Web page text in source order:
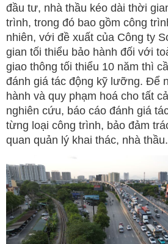
đầu tư, nhà thầu kéo dài thời
trình, trong đó bao gồm công
nhiên, với đề xuất của Công ty
gian tối thiểu bảo hành đối với
giao thông tối thiểu 10 năm thì
đánh giá tác động kỹ lưỡng. Để
hành và quy phạm hoá cho tất
nghiên cứu, báo cáo đánh giá
từng loại công trình, bảo đảm
quan quản lý khai thác, nhà thầu.